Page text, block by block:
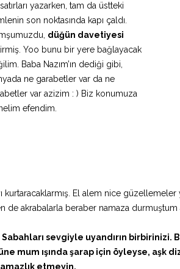
yazarken, tam da üstteki
son noktasında kapı çaldı.
düğün davetiyesi
Yoo bunu bir yere bağlayacak
Baba Nazım’ın dediği gibi,
ne garabetler var da ne
var azizim : ) Biz konumuza
efendim.
kurtaracaklarmış. El alem nice
akrabalarla beraber namaza durmuştum
Sabahları sevgiyle uyandırın birbirinizi.
mum ışında şarap için öyleyse, aşk
etmeyin.